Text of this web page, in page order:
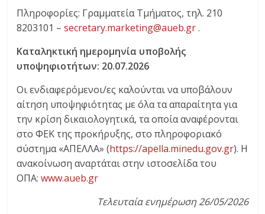
Πληροφορίες: Γραμματεία Τμήματος, τηλ. 210
8203101 –secretary.marketing@aueb.gr.
Καταληκτική ημερομηνία υποβολής
υποψηφιοτήτων: 20.07.2026
Οι ενδιαφερόμενοι/ες καλούνται να υποβάλουν
αίτηση υποψηφιότητας με όλα τα απαραίτητα για
την κρίση δικαιολογητικά, τα οποία αναφέρονται
στο ΦΕΚ της προκήρυξης, στο πληροφοριακό
σύστημα «ΑΠΕΛΛΑ» (https://apella.minedu.gov.gr). Η
ανακοίνωση αναρτάται στην ιστοσελίδα του
ΟΠΑ:www.aueb.gr
Τελευταία ενημέρωση 26/05/2026